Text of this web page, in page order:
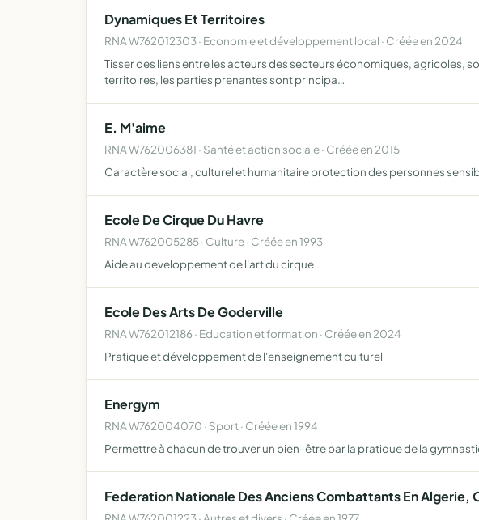
Dynamiques Et Territoires
RNA W762012303 · Economie et développement local · Créée en 2024
Tisser des liens entre les acteurs des secteurs économiques, agricoles,
territoires, les parties prenantes sont principa…
E. M'aime
RNA W762006381 · Santé et action sociale · Créée en 2015
Caractère social, culturel et humanitaire protection des personnes
Ecole De Cirque Du Havre
RNA W762005285 · Culture · Créée en 1993
Aide au developpement de l'art du cirque
Ecole Des Arts De Goderville
RNA W762012186 · Education et formation · Créée en 2024
Pratique et développement de l'enseignement culturel
Energym
RNA W762004070 · Sport · Créée en 1994
Permettre à chacun de trouver un bien-être par la pratique de la
Federation Nationale Des Anciens Combattants En Algerie,